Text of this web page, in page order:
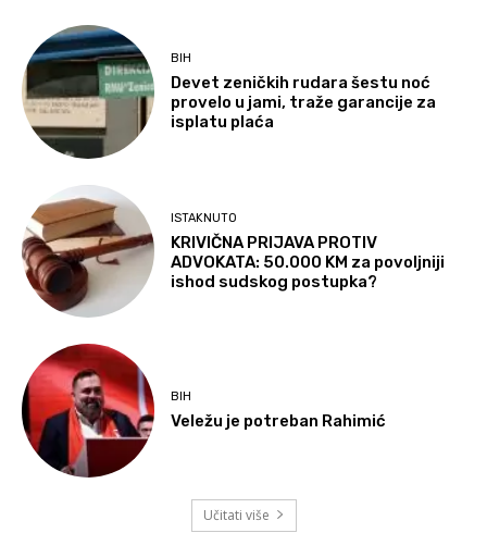
BIH
Devet zeničkih rudara šestu noć
provelo u jami, traže garancije za
isplatu plaća
ISTAKNUTO
KRIVIČNA PRIJAVA PROTIV
ADVOKATA: 50.000 KM za povoljniji
ishod sudskog postupka?
BIH
Veležu je potreban Rahimić
Učitati više